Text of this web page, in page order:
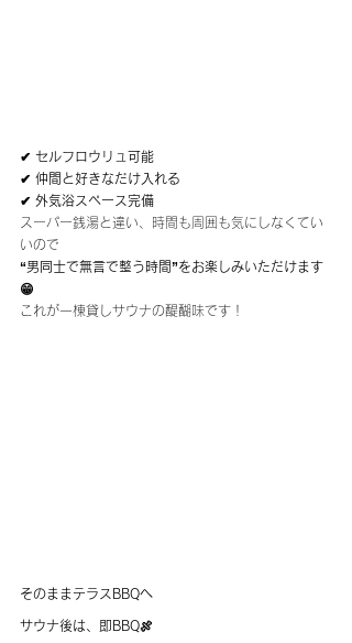
✔ セルフロウリュ可能
✔ 仲間と好きなだけ入れる
✔ 外気浴スペース完備
スーパー銭湯と違い、時間も周囲も気にしなくてい
いので
“男同士で無言で整う時間”をお楽しみいただけます
😁
これが一棟貸しサウナの醍醐味です！
そのままテラスBBQへ
サウナ後は、即BBQ🍖